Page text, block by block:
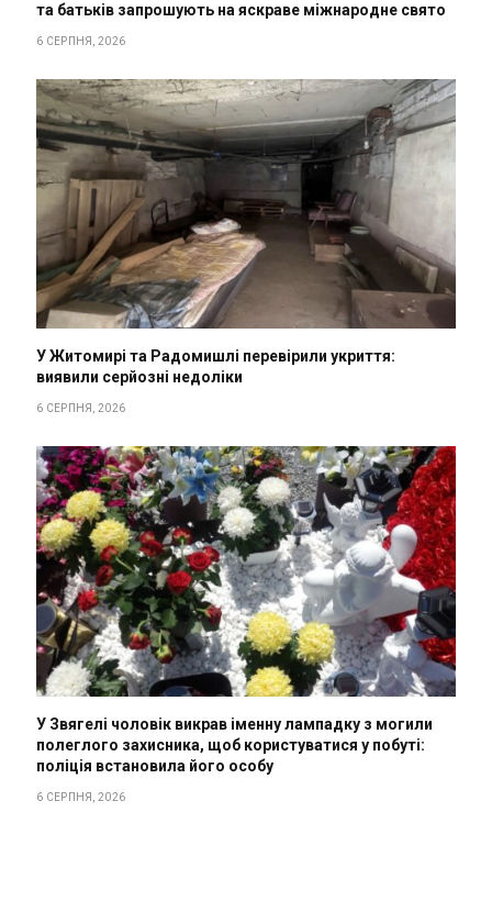
та батьків запрошують на яскраве міжнародне свято
6 СЕРПНЯ, 2026
У Житомирі та Радомишлі перевірили укриття:
виявили серйозні недоліки
6 СЕРПНЯ, 2026
У Звягелі чоловік викрав іменну лампадку з могили
полеглого захисника, щоб користуватися у побуті:
поліція встановила його особу
6 СЕРПНЯ, 2026